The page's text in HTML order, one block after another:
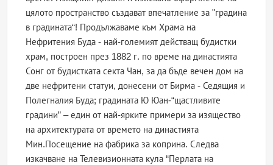
цялото пространство създават впечатление за "градина
в градината“! Продължаваме към Храма на
Нефритения Буда - най-големият действащ будистки
храм, построен през 1882 г. по време на династията
Сонг от будистката секта Чан, за да бъде вечен дом на
две нефритени статуи, донесени от Бирма - Седящия и
Полегналия Буда; градината Ю Юан-“щастливите
градини” – един от най-ярките примери за изящество
на архитектурата от времето на династията
Мин.Посещение на фабрика за коприна. Следва
изкачване на Телевизионната кула “Перлата на